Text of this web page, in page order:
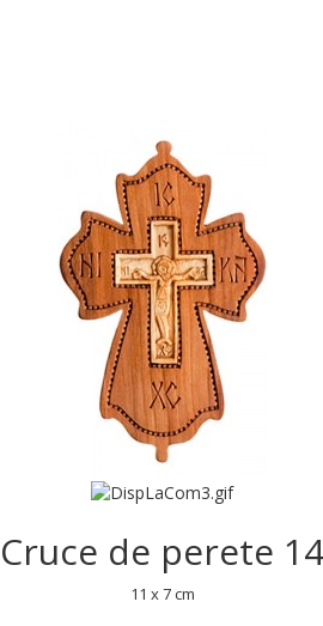
Cruce de perete 14
11 x 7 cm